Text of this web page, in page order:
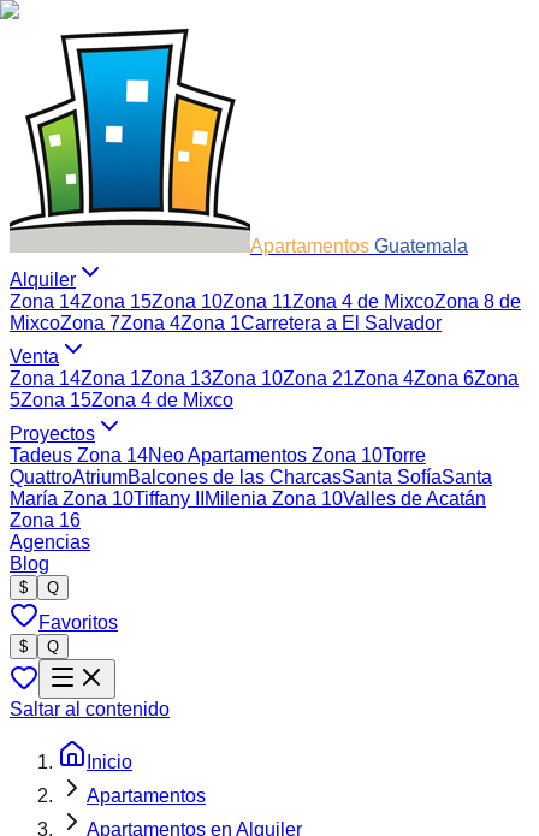
Apartamentos Guatemala
Alquiler
Zona 14Zona 15Zona 10Zona 11Zona 4 de MixcoZona 8 de
MixcoZona 7Zona 4Zona 1Carretera a El Salvador
Venta
Zona 14Zona 1Zona 13Zona 10Zona 21Zona 4Zona 6Zona
5Zona 15Zona 4 de Mixco
Proyectos
Tadeus Zona 14Neo Apartamentos Zona 10Torre
QuattroAtriumBalcones de las CharcasSanta SofíaSanta
María Zona 10Tiffany II Milenia Zona 10Valles de Acatán
Zona 16
Agencias
Blog
$ Q
Favoritos
$ Q
Saltar al contenido
Inicio
Apartamentos
Apartamentos en Alquiler